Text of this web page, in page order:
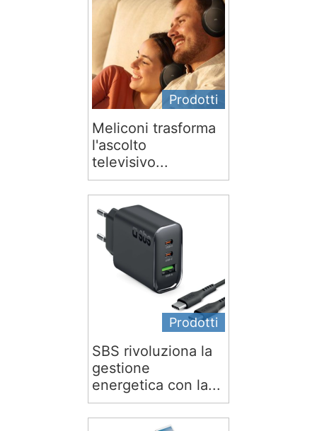
Prodotti
Meliconi trasforma
l'ascolto
televisivo...
Prodotti
SBS rivoluziona la
gestione
energetica con la...